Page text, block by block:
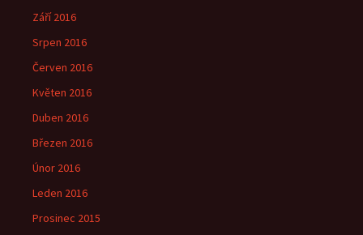
Září 2016
Srpen 2016
Červen 2016
Květen 2016
Duben 2016
Březen 2016
Únor 2016
Leden 2016
Prosinec 2015